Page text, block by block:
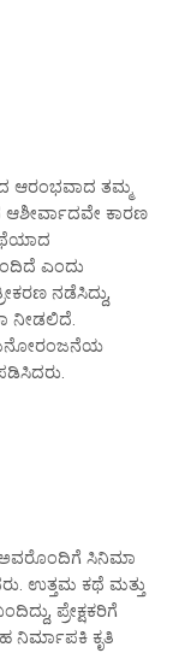
ಆರಂಭವಾದ ತಮ್ಮ
ಕಾರಣ
ಎಂದು
ನಡೆಸಿದ್ದು,
ನೀಡಲಿದೆ.
ಮನೋರಂಜನೆಯ
ಸಿನಿಮಾ
ಉತ್ತಮ ಕಥೆ ಮತ್ತು
ಪ್ರೇಕ್ಷಕರಿಗೆ
ನಿರ್ಮಾಪಕಿ ಕೃತಿ